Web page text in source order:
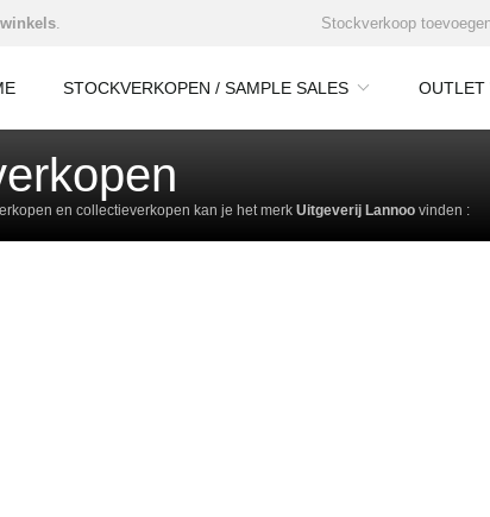
. Stockverkoop
STOCKVERKOPEN / SAMPLE SALES OUTLET
en collectieverkopen kan je het merk Uitgeverij Lannoo vinden :